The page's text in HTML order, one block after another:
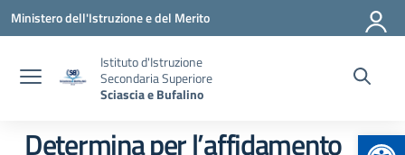
Vai ai contenuti
Vai al menu di navigazione
Vai al footer
Ministero dell'Istruzione e del Merito
Istituto d'Istruzione
Secondaria Superiore
Sciascia e Bufalino
Determina per l’affidamento